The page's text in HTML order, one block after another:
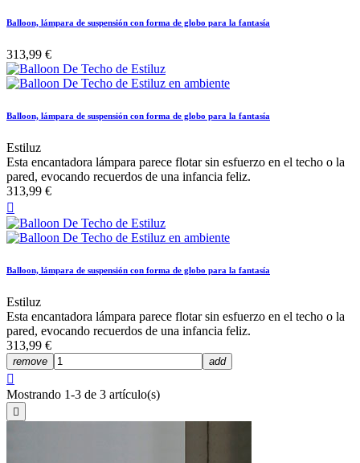
Balloon, lámpara de suspensión con forma de globo para la fantasía
313,99 €
Balloon, lámpara de suspensión con forma de globo para la fantasía
Estiluz
Esta encantadora lámpara parece flotar sin esfuerzo en el techo o la
pared, evocando recuerdos de una infancia feliz.
313,99 €

Balloon, lámpara de suspensión con forma de globo para la fantasía
Estiluz
Esta encantadora lámpara parece flotar sin esfuerzo en el techo o la
pared, evocando recuerdos de una infancia feliz.
313,99 €
remove add

Mostrando 1-3 de 3 artículo(s)
